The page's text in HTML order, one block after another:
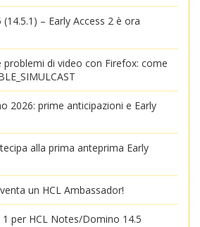
– Early Access 2 è ora
problemi di video con Firefox: come
2026: prime anticipazioni e Early
alla prima anteprima Early
un HCL Ambassador!
1 per HCL Notes/Domino 14.5